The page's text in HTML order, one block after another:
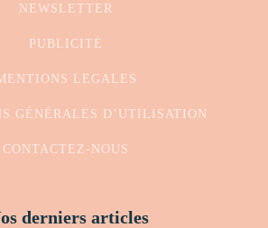
NEWSLETTER
PUBLICITÉ
LEGALES
GÉNÉRALES D’UTILISATION
CONTACTEZ-NOUS
derniers articles